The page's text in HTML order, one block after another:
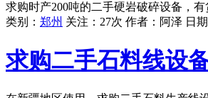
求购时产200吨的二手硬岩破碎设备，有
类别： 郑州 关注：27次 作者： 阿泽 日期
求购二手石料线设